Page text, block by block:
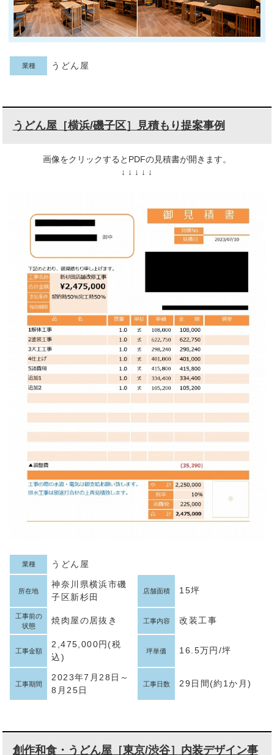
業種 うどん屋
うどん屋［横浜/磯子区］見積もり提案事例
画像をクリックするとPDFの見積書が開きます。
↓ ↓ ↓ ↓ ↓
業種 うどん屋
所在地
神奈川県横浜市磯
子区新杉田
店舗面積 15坪
工事前の
状態
焼肉屋の居抜き 工事内容 改装工事
工事金額
2,475,000円(税
込)
坪単価 16.5万円/坪
工事期間
2023年7月28日～
8月25日
工事日数 29日間(約1か月)
創作和食・うどん屋［東京/渋谷］内装デザイン事